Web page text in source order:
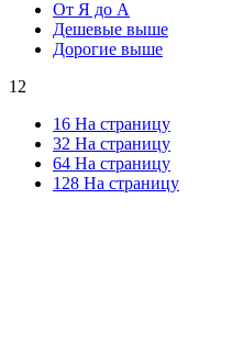
От Я до А
Дешевые выше
Дорогие выше
12
16 На страницу
32 На страницу
64 На страницу
128 На страницу